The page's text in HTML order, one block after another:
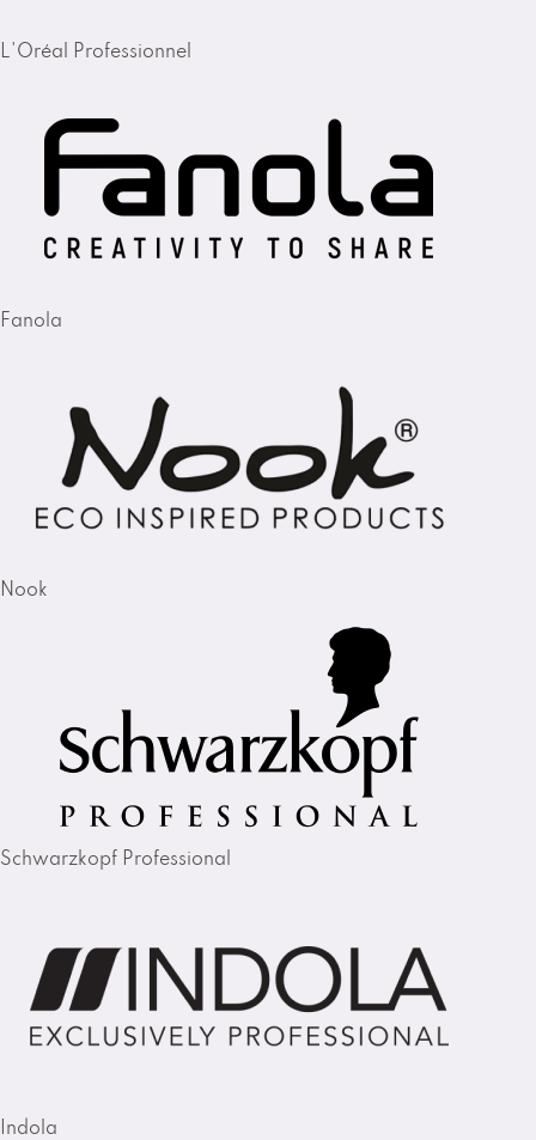
L'Oréal Professionnel
Fanola
Nook
Schwarzkopf Professional
Indola